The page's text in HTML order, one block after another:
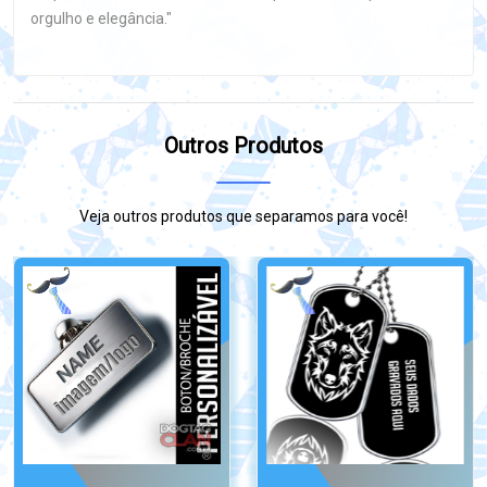
orgulho e elegância."
Outros Produtos
Veja outros produtos que separamos para você!